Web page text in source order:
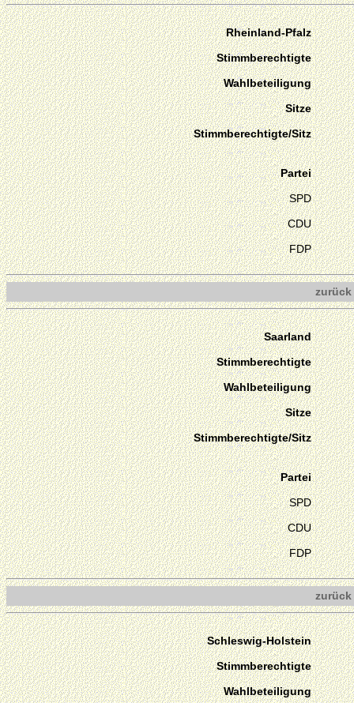
Rheinland-Pfalz
Stimmberechtigte
Wahlbeteiligung
Sitze
Stimmberechtigte/Sitz
Partei
SPD
CDU
FDP
zurück
Saarland
Stimmberechtigte
Wahlbeteiligung
Sitze
Stimmberechtigte/Sitz
Partei
SPD
CDU
FDP
zurück
Schleswig-Holstein
Stimmberechtigte
Wahlbeteiligung